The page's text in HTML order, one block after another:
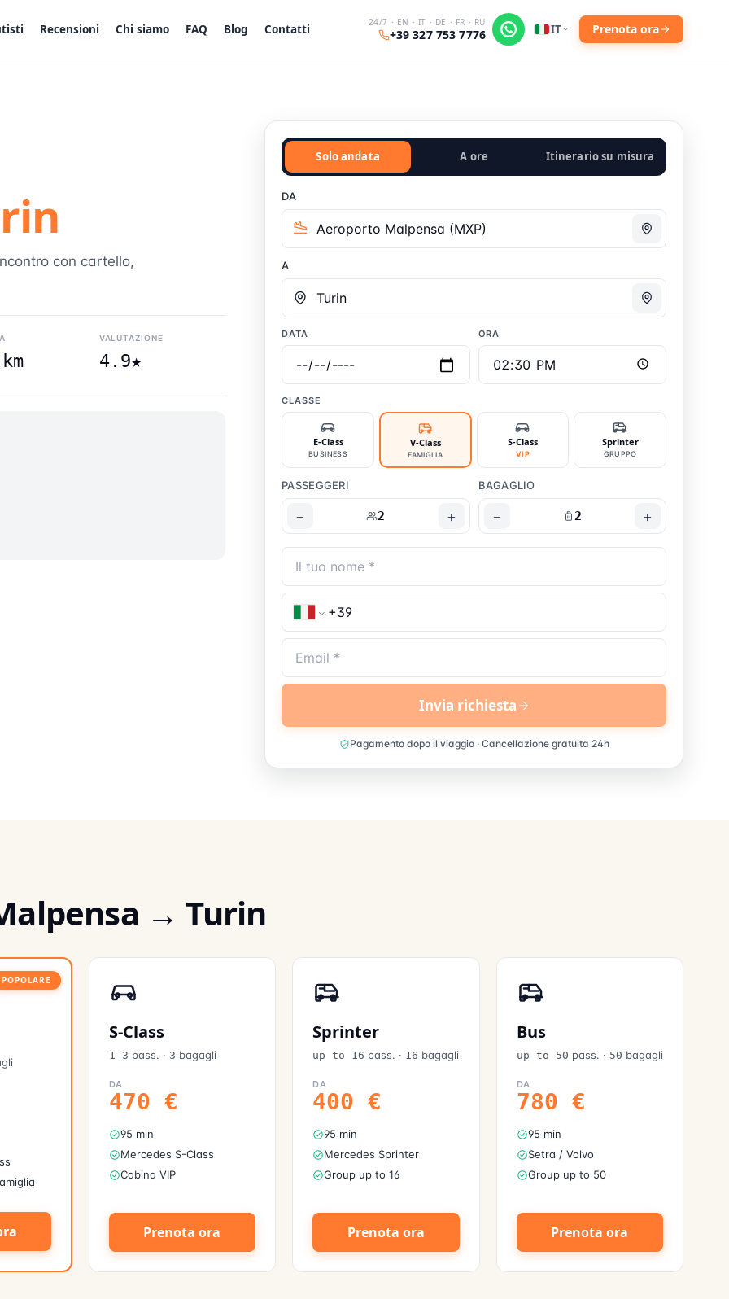
Recensioni Chi siamo FAQ Blog Contatti 24/7 · EN · IT · DE · FR · RU
+39 327 753 7776 IT Prenota ora
con cartello,
VALUTAZIONE
4.9★
Solo andata A ore Itinerario su misura
DA
A
DATA ORA
CLASSE
E-Class
BUSINESS
V-Class
FAMIGLIA
S-Class
VIP
Sprinter
GRUPPO
PASSEGGERI
− 2 +
BAGAGLIO
− 2 +
Invia richiesta
Pagamento dopo il viaggio · Cancellazione gratuita 24h
→ Turin
POPOLARE
S-Class
1–3 pass. · 3 bagagli
DA
470 €
95 min
Mercedes S-Class
Cabina VIP
Prenota ora
Sprinter
up to 16 pass. · 16 bagagli
DA
400 €
95 min
Mercedes Sprinter
Group up to 16
Prenota ora
Bus
up to 50 pass. · 50 bagagli
DA
780 €
95 min
Setra / Volvo
Group up to 50
Prenota ora